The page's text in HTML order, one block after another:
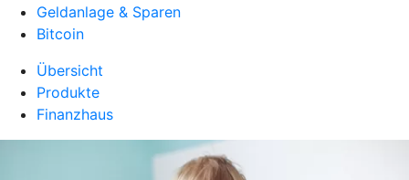
Geldanlage & Sparen
Bitcoin
Übersicht
Produkte
Finanzhaus